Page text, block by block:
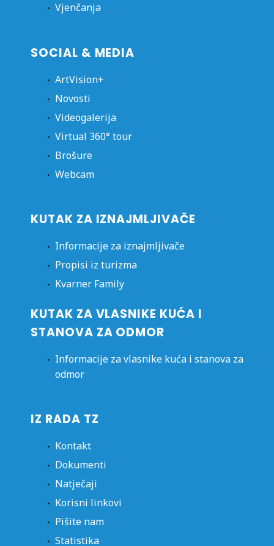
Vjenčanja
SOCIAL & MEDIA
ArtVision+
Novosti
Videogalerija
Virtual 360° tour
Brošure
Webcam
KUTAK ZA IZNAJMLJIVAČE
Informacije za iznajmljivače
Propisi iz turizma
Kvarner Family
KUTAK ZA VLASNIKE KUĆA I
STANOVA ZA ODMOR
Informacije za vlasnike kuća i stanova za
odmor
IZ RADA TZ
Kontakt
Dokumenti
Natječaji
Korisni linkovi
Pišite nam
Statistika